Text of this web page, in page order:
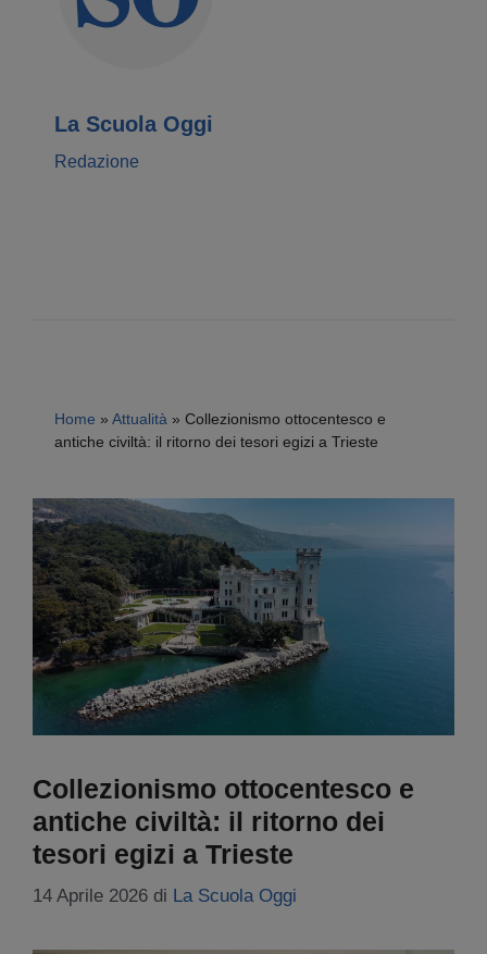
La Scuola Oggi
Redazione
Home » Attualità » Collezionismo ottocentesco e
antiche civiltà: il ritorno dei tesori egizi a Trieste
Collezionismo ottocentesco e
antiche civiltà: il ritorno dei
tesori egizi a Trieste
14 Aprile 2026 di La Scuola Oggi